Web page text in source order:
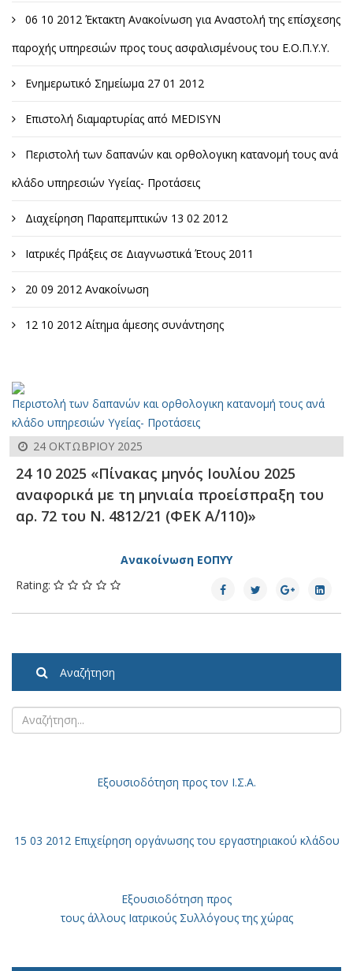
06 10 2012 Έκτακτη Ανακοίνωση για Αναστολή της επίσχεσης
παροχής υπηρεσιών προς τους ασφαλισμένους του Ε.Ο.Π.Υ.Υ.
Ενημερωτικό Σημείωμα 27 01 2012
Επιστολή διαμαρτυρίας από MEDISYN
Περιστολή των δαπανών και ορθολογικη κατανομή τους ανά
κλάδο υπηρεσιών Υγείας- Προτάσεις
Διαχείρηση Παραπεμπτικών 13 02 2012
Ιατρικές Πράξεις σε Διαγνωστικά Έτους 2011
20 09 2012 Ανακοίνωση
12 10 2012 Αίτημα άμεσης συνάντησης
Περιστολή των δαπανών και ορθολογικη κατανομή τους ανά
κλάδο υπηρεσιών Υγείας- Προτάσεις
24 ΟΚΤΩΒΡΊΟΥ 2025
24 10 2025 «Πίνακας μηνός Ιουλίου 2025
αναφορικά με τη μηνιαία προείσπραξη του
αρ. 72 του Ν. 4812/21 (ΦΕΚ Α΄/110)»
Ανακοίνωση ΕΟΠΥΥ
Rating:
Αναζήτηση
Εξουσιοδότηση προς τον Ι.Σ.Α.
15 03 2012 Επιχείρηση οργάνωσης του εργαστηριακού κλάδου
Εξουσιοδότηση προς
τους άλλους Ιατρικούς Συλλόγους της χώρας